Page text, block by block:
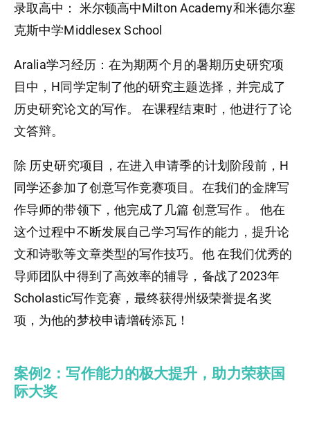
录取高中： 米尔顿高中Milton Academy和米德尔塞
克斯中学Middlesex School
Aralia学习经历：在为期两个月的暑期历史研究项
目中，H同学定制了他的研究主题选择，并完成了
历史研究论文的写作。 在课程结束时，他进行了论
文答辩。
除 历史研究项目，在进入申请季的计划阶段前，H
同学还参加了创意写作竞赛项目。在我们的金牌写
作导师的带领下，他完成了几篇 创意写作 。 他在
这个过程中不断发展自己学习写作的能力，提升论
文和诗歌等文章类型的写作技巧。他 在我们优秀的
导师团队中得到了高效率的辅导，备战了2023年
Scholastic写作竞赛，最终获得州级荣誉提名奖
项，为他的梦校申请增砖添瓦！
案例2：写作能力的极大提升，助力荣获国
际大奖